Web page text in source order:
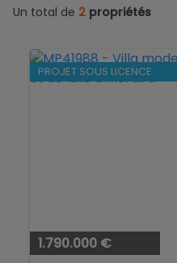
Un total de 2 propriétés
PROJET SOUS LICENCE
1.790.000 €